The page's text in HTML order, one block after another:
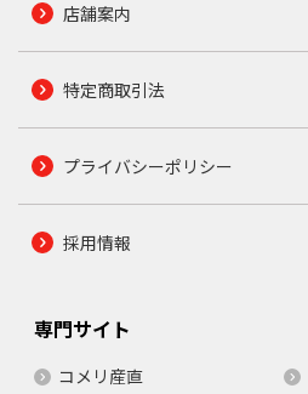
店舗案内
特定商取引法
プライバシーポリシー
採用情報
専門サイト
コメリ産直